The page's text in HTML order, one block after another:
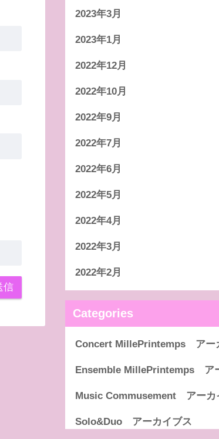
2023年3月
2023年1月
2022年12月
2022年10月
2022年9月
2022年7月
2022年6月
2022年5月
2022年4月
2022年3月
2022年2月
Categories
Concert MillePrintemps アー
Ensemble MillePrintemps ア
Music Commusement アーカ
Solo&Duo アーカイブス